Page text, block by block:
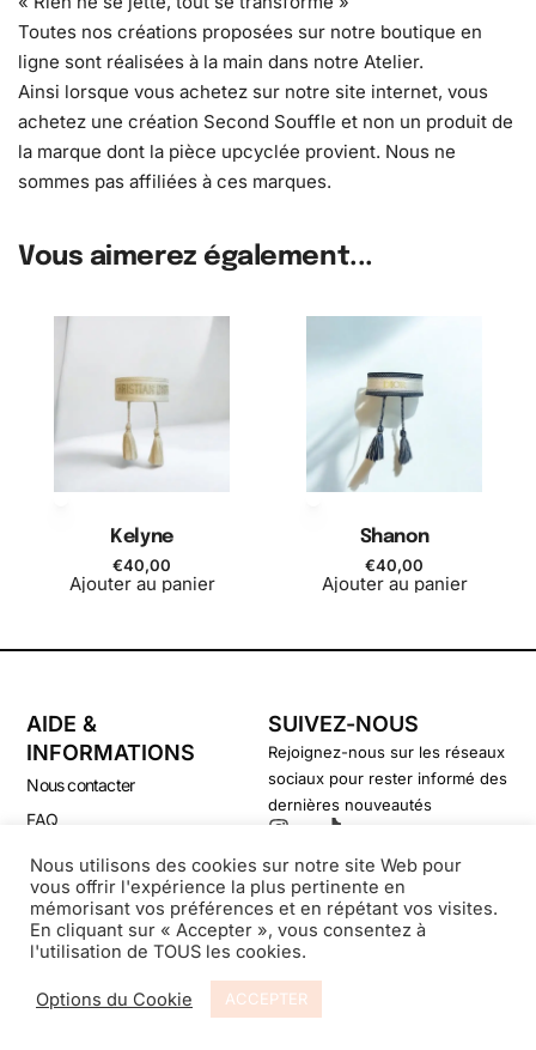
Toutes nos créations proposées sur notre boutique en
ligne sont réalisées à la main dans notre Atelier.
Ainsi lorsque vous achetez sur notre site internet, vous
achetez une création Second Souffle et non un produit de
la marque dont la pièce upcyclée provient. Nous ne
sommes pas affiliées à ces marques.
Vous aimerez également...
Kelyne
€40,00
Ajouter au panier
Shanon
€40,00
Ajouter au panier
AIDE &
INFORMATIONS
Nous contacter
FAQ
CGV
Politique de confidentialité
SUIVEZ-NOUS
Rejoignez-nous sur les réseaux
sociaux pour rester informé des
dernières nouveautés
Nous utilisons des cookies sur notre site Web pour
vous offrir l'expérience la plus pertinente en
mémorisant vos préférences et en répétant vos visites.
En cliquant sur « Accepter », vous consentez à
l'utilisation de TOUS les cookies.
Options du Cookie ACCEPTER